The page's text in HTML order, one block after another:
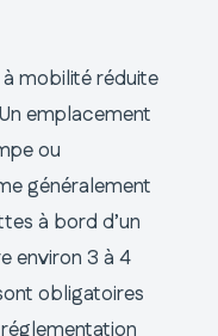
à mobilité réduite
emplacement
ou
généralement
à bord d’un
environ 3 à 4
obligatoires